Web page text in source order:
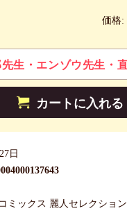
価格:
カートに入れる
日
ミックス 麗人セレクション